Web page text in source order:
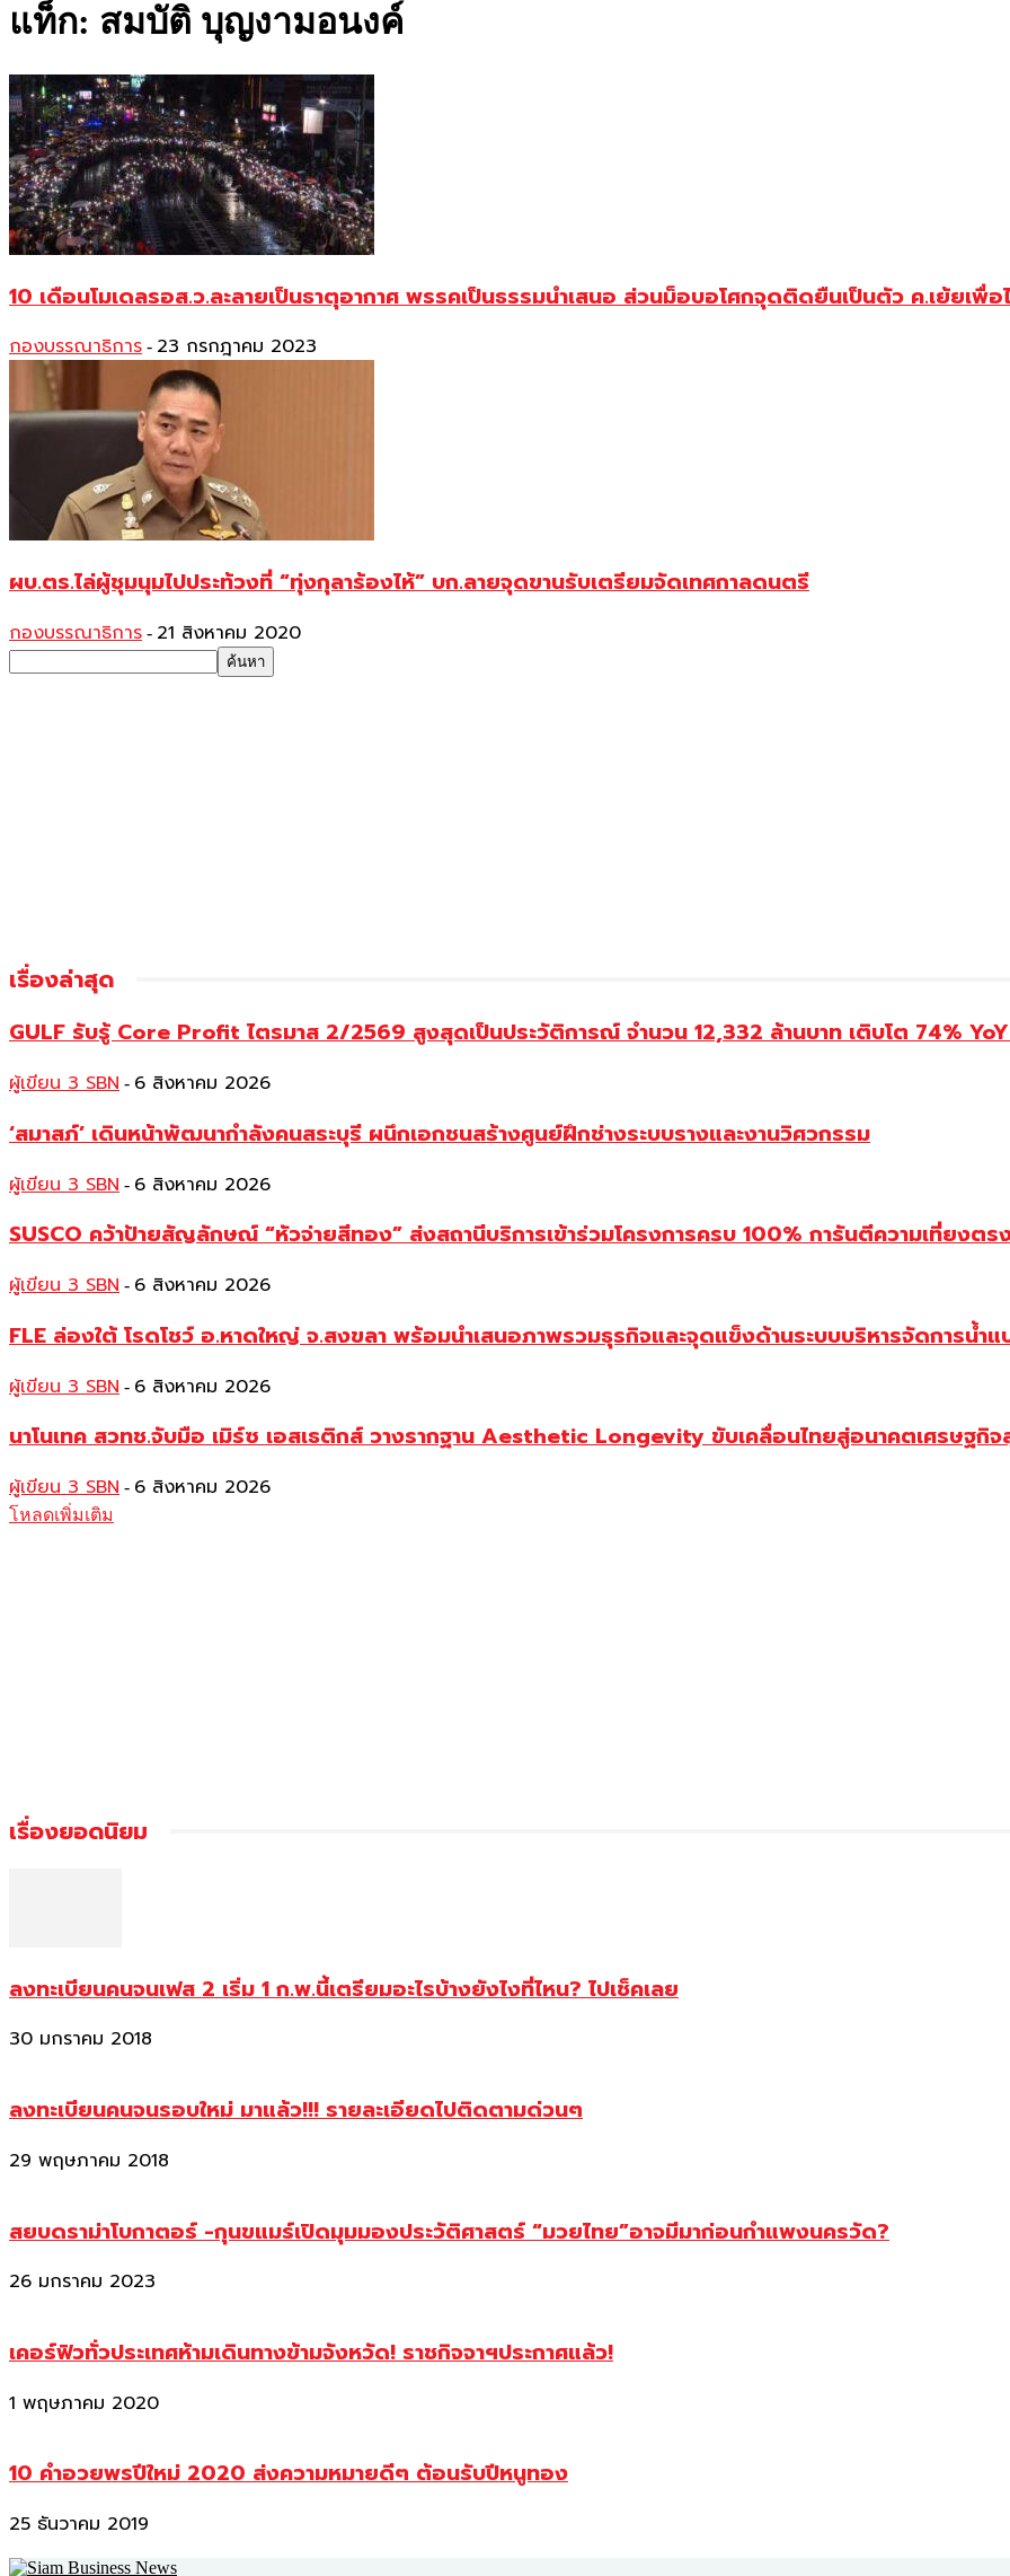
แท็ก: สมบัติ บุญงามอนงค์
10 เดือนโมเดลรอส.ว.ละลายเป็นธาตุอากาศ พรรคเป็นธรรมนำเสนอ ส่วนม็อบอโศกจุดติดยืนเป็นตัว ค.เย้ยเพื่อ
กองบรรณาธิการ - 23 กรกฎาคม 2023
ผบ.ตร.ไล่ผู้ชุมนุมไปประท้วงที่ “ทุ่งกุลาร้องไห้” บก.ลายจุดขานรับเตรียมจัดเทศกาลดนตรี
กองบรรณาธิการ - 21 สิงหาคม 2020
เรื่องล่าสุด
GULF รับรู้ Core Profit ไตรมาส 2/2569 สูงสุดเป็นประวัติการณ์ จำนวน 12,332 ล้านบาท เติบโต 74%
ผู้เขียน 3 SBN - 6 สิงหาคม 2026
‘สมาสภ์’ เดินหน้าพัฒนากำลังคนสระบุรี ผนึกเอกชนสร้างศูนย์ฝึกช่างระบบรางและงานวิศวกรรม
ผู้เขียน 3 SBN - 6 สิงหาคม 2026
SUSCO คว้าป้ายสัญลักษณ์ “หัวจ่ายสีทอง” ส่งสถานีบริการเข้าร่วมโครงการครบ 100% การันตีความเที่ยงตร
ผู้เขียน 3 SBN - 6 สิงหาคม 2026
FLE ล่องใต้ โรดโชว์ อ.หาดใหญ่ จ.สงขลา พร้อมนำเสนอภาพรวมธุรกิจและจุดแข็งด้านระบบบริหารจัดการน้
ผู้เขียน 3 SBN - 6 สิงหาคม 2026
นาโนเทค สวทช.จับมือ เมิร์ซ เอสเธติกส์ วางรากฐาน Aesthetic Longevity ขับเคลื่อนไทยสู่อนาคตเศรษฐกิ
ผู้เขียน 3 SBN - 6 สิงหาคม 2026
โหลดเพิ่มเติม
เรื่องยอดนิยม
ลงทะเบียนคนจนเฟส 2 เริ่ม 1 ก.พ.นี้เตรียมอะไรบ้างยังไงที่ไหน? ไปเช็คเลย
30 มกราคม 2018
ลงทะเบียนคนจนรอบใหม่ มาแล้ว!!! รายละเอียดไปติดตามด่วนๆ
29 พฤษภาคม 2018
สยบดราม่าโบกาตอร์ -กุนขแมร์เปิดมุมมองประวัติศาสตร์ “มวยไทย”อาจมีมาก่อนกำแพงนครวัด?
26 มกราคม 2023
เคอร์ฟิวทั่วประเทศห้ามเดินทางข้ามจังหวัด! ราชกิจจาฯประกาศแล้ว!
1 พฤษภาคม 2020
10 คำอวยพรปีใหม่ 2020 ส่งความหมายดีๆ ต้อนรับปีหนูทอง
25 ธันวาคม 2019